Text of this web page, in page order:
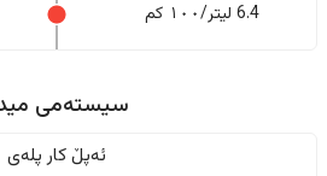
6.4 لیتر/١٠٠ کم
سیستەمی
ئەپڵ کار پلەی